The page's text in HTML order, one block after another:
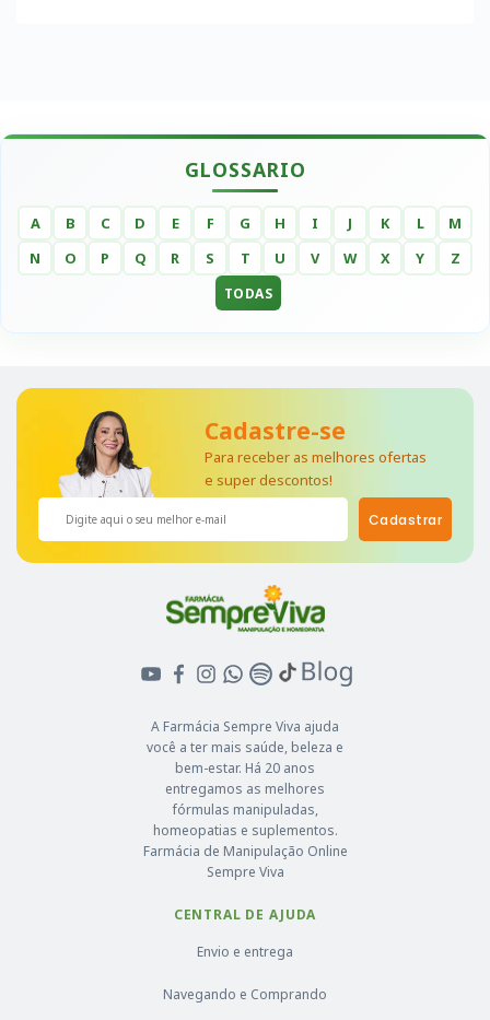
GLOSSARIO
A B C D E F G H I J K L
M
N
O P Q R S T U V W X Y Z
TODAS
A Farmácia Sempre Viva ajuda
você a ter mais saúde, beleza e
bem-estar. Há 20 anos
entregamos as melhores
fórmulas manipuladas,
homeopatias e suplementos.
Farmácia de Manipulação Online
Sempre Viva
CENTRAL DE AJUDA
Envio e entrega
Navegando e Comprando
Cadastre-se
Para receber as melhores ofertas
e super descontos!
Cadastrar